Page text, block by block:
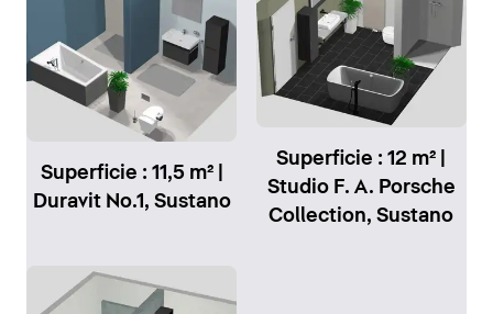
Superficie : 11,5 m² |
Duravit No.1, Sustano
Superficie : 12 m² |
Studio F. A. Porsche
Collection, Sustano